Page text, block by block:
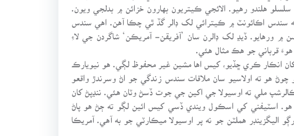
هلندو رهيو. الائجي ڪيتريون بهارون خزائن ۾ بدلجي ويون.
سندس اڪائونٽ ۾ ڪيترائي لک ڊالر گڏ ٿي چڪا آهن. اهي سندس
ورهايو. ڏيڍ لک ڊالرن سان ’آفريقن- آمريڪن‘ شاگردن جي لاءِ
هوءَ قرباني جو هڪ مثال هئي.
انڪار ڪري ڇڏيو، کيس اها مشين غير محفوظ لڳي. هو نيويارڪ
هو ته اولاسيو سان ملاقات سندس زندگي جو اڻ وسرندڙ واقعو
ملي ته اوسيولا جي اکين جي جوت ڏسڻ وٽان هئي. ننڍپڻ کان
اسٽيفني کي اسڪول ويندي ڏسي کيس ائين لڳو ته ڄڻ هو پاڻ
هملٽن جو نه پر اوسيولا ميڪارٽي جو به آهي. آمريڪا